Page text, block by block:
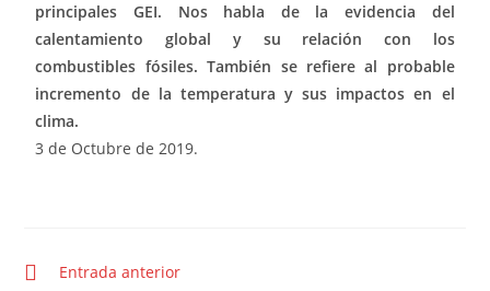
principales GEI. Nos habla de la evidencia del
calentamiento global y su relación con los
combustibles fósiles. También se refiere al probable
incremento de la temperatura y sus impactos en el
clima.
3 de Octubre de 2019.
Entrada anterior